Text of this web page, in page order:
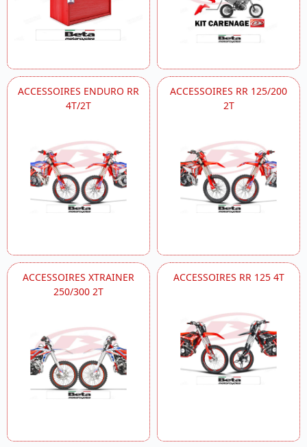
ACCESSOIRES ENDURO RR
4T/2T
ACCESSOIRES RR 125/200
2T
ACCESSOIRES XTRAINER
250/300 2T
ACCESSOIRES RR 125 4T